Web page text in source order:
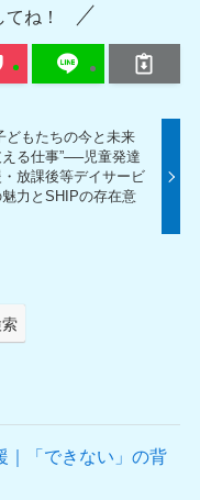
ね！
どもたちの今と未来
える仕事”──児童発達
放課後等デイサービ
魅力とSHIPの存在意
｜「できない」の背